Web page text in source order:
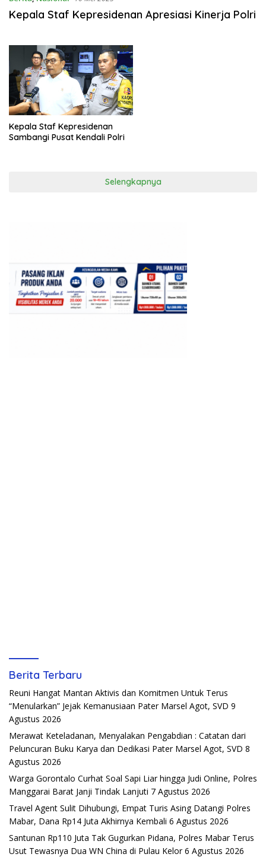
Kepala Staf Kepresidenan Apresiasi Kinerja Polri
Kepala Staf Kepresidenan
Sambangi Pusat Kendali Polri
Selengkapnya
Berita Terbaru
Reuni Hangat Mantan Aktivis dan Komitmen Untuk Terus
“Menularkan” Jejak Kemanusiaan Pater Marsel Agot, SVD 9
Agustus 2026
Merawat Keteladanan, Menyalakan Pengabdian : Catatan dari
Peluncuran Buku Karya dan Dedikasi Pater Marsel Agot, SVD 8
Agustus 2026
Warga Gorontalo Curhat Soal Sapi Liar hingga Judi Online, Polres
Manggarai Barat Janji Tindak Lanjuti 7 Agustus 2026
Travel Agent Sulit Dihubungi, Empat Turis Asing Datangi Polres
Mabar, Dana Rp14 Juta Akhirnya Kembali 6 Agustus 2026
Santunan Rp110 Juta Tak Gugurkan Pidana, Polres Mabar Terus
Usut Tewasnya Dua WN China di Pulau Kelor 6 Agustus 2026